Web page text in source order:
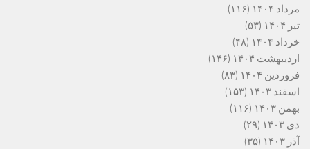
مرداد ۱۴۰۴
(۱۱۶)
تیر ۱۴۰۴
(۵۳)
خرداد ۱۴۰۴
(۴۸)
اردیبهشت ۱۴۰۴
(۱۴۶)
فروردین ۱۴۰۴
(۸۳)
اسفند ۱۴۰۳
(۱۵۳)
بهمن ۱۴۰۳
(۱۱۶)
دی ۱۴۰۳
(۲۹)
آذر ۱۴۰۳
(۳۵)